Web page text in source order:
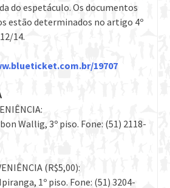
do espetáculo. Os documentos
estão determinados no artigo 4º
14.
19707
Wallig, 3º piso. Fone: (51) 2118-
(R$5,00):
1º piso. Fone: (51) 3204-